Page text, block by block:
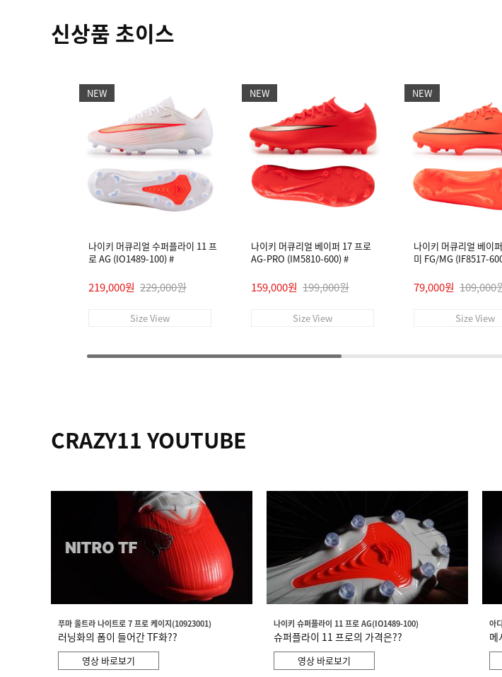
신상품 초이스
NEW
나이키 머큐리얼 수퍼플라이 11 프
로 AG (IO1489-100) #
219,000원 229,000원
Size View
NEW
나이키 머큐리얼 베이퍼 17 프로
AG-PRO (IM5810-600) #
159,000원 199,000원
Size View
NEW
나이키 머큐리얼 베이
미 FG/MG (IF8517-
79,000원 109,000
Size View
CRAZY11 YOUTUBE
푸마 울트라 나이트로 7 프로 케이지(10923001)
러닝화의 폼이 들어간 TF화??
영상 바로보기
나이키 슈퍼플라이 11 프로 AG(IO1489-100)
슈퍼플라이 11 프로의 가격은??
영상 바로보기
아
메